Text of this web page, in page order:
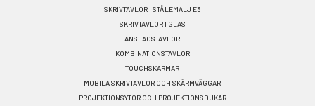
SKRIVTAVLOR I STÅLEMALJ E3
SKRIVTAVLOR I GLAS
ANSLAGSTAVLOR
KOMBINATIONSTAVLOR
TOUCHSKÄRMAR
MOBILA SKRIVTAVLOR OCH SKÄRMVÄGGAR
PROJEKTIONSYTOR OCH PROJEKTIONSDUKAR